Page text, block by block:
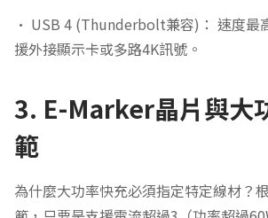
• USB 4 (Thunderbolt兼容)： 速度最
援外接顯示卡或多路4K訊號。
3. E-Marker晶片與大
範
為什麼大功率快充必須指定特定線材？